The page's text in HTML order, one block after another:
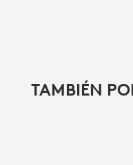
TAMBIÉN